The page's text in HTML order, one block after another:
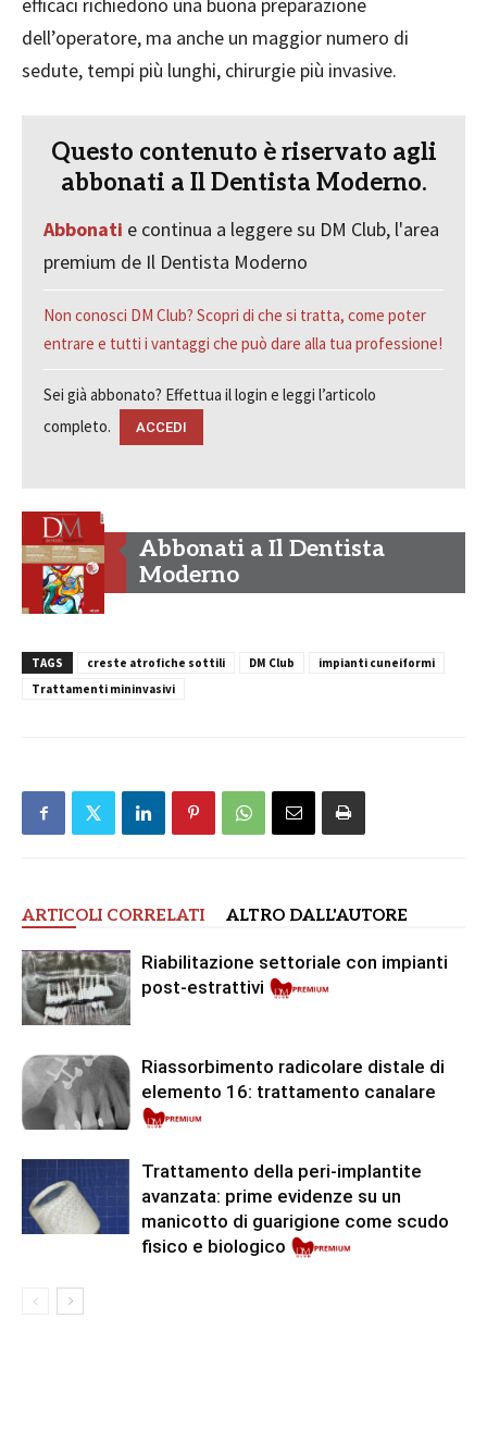
efficaci richiedono una buona preparazione
dell’operatore, ma anche un maggior numero di
sedute, tempi più lunghi, chirurgie più invasive.
Questo contenuto è riservato agli
abbonati a Il Dentista Moderno.
Abbonati e continua a leggere su DM Club, l'area
premium de Il Dentista Moderno
Non conosci DM Club? Scopri di che si tratta, come poter
entrare e tutti i vantaggi che può dare alla tua professione!
Sei già abbonato? Effettua il login e leggi l’articolo
completo.
ACCEDI
Abbonati a Il Dentista
Moderno
TAGS creste atrofiche sottili DM Club
impianti cuneiformi
Trattamenti mininvasivi
ARTICOLI CORRELATI ALTRO DALL'AUTORE
Riabilitazione settoriale con impianti
post-estrattivi
Riassorbimento radicolare distale di
elemento 16: trattamento canalare
Trattamento della peri-implantite
avanzata: prime evidenze su un
manicotto di guarigione come scudo
fisico e biologico